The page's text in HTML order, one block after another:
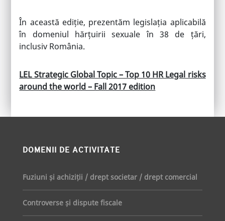
În această ediție, prezentăm legislația aplicabilă
în domeniul hărțuirii sexuale în 38 de țări,
inclusiv România.
LEL Strategic Global Topic – Top 10 HR Legal risks
around the world – Fall 2017 edition
DOMENII DE ACTIVITATE
Fuziuni și achiziții / drept societar / drept comercial
Controverse și dispute fiscale